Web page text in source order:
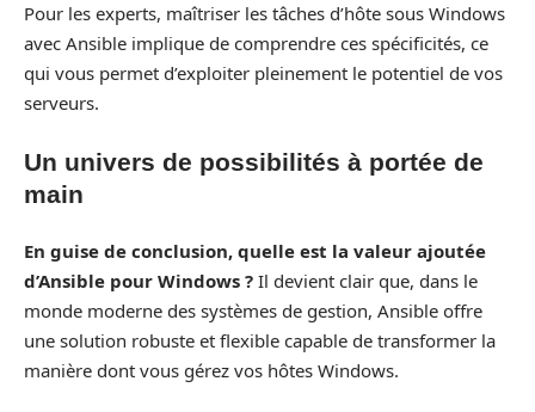
Pour les experts, maîtriser les tâches d’hôte sous Windows
avec Ansible implique de comprendre ces spécificités, ce
qui vous permet d’exploiter pleinement le potentiel de vos
serveurs.
Un univers de possibilités à portée de
main
En guise de conclusion, quelle est la valeur ajoutée
d’Ansible pour Windows ? Il devient clair que, dans le
monde moderne des systèmes de gestion, Ansible offre
une solution robuste et flexible capable de transformer la
manière dont vous gérez vos hôtes Windows.